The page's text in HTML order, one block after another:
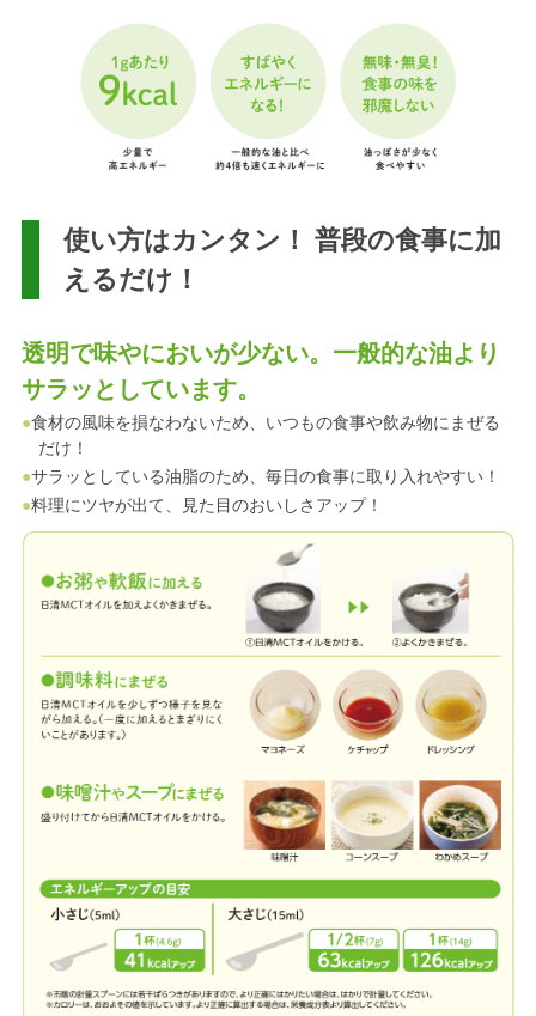
使い方はカンタン！ 普段の食事に加
えるだけ！
透明で味やにおいが少ない。一般的な油より
サラッとしています。
●食材の風味を損なわないため、いつもの食事や飲み物にまぜる
だけ！
●サラッとしている油脂のため、毎日の食事に取り入れやすい！
●料理にツヤが出て、見た目のおいしさアップ！